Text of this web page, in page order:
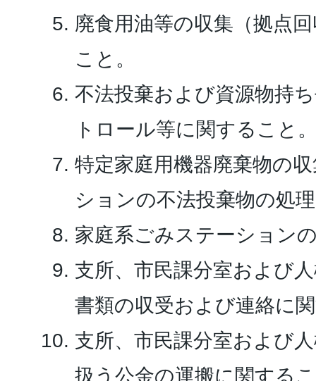
廃食用油等の収集（拠点
こと。
不法投棄および資源物持
トロール等に関すること
特定家庭用機器廃棄物の
ションの不法投棄物の処
家庭系ごみステーション
支所、市民課分室および
書類の収受および連絡に
支所、市民課分室および
扱う公金の運搬に関する